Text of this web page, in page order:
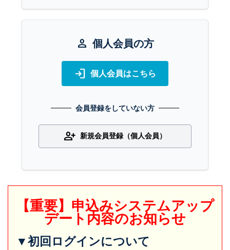
person 個人会員の方
login 個人会員はこちら
会員登録をしていない方
person_add 新規会員登録（個人会員）
【重要】申込みシステムアップ
デート内容のお知らせ
▼初回ログインについて